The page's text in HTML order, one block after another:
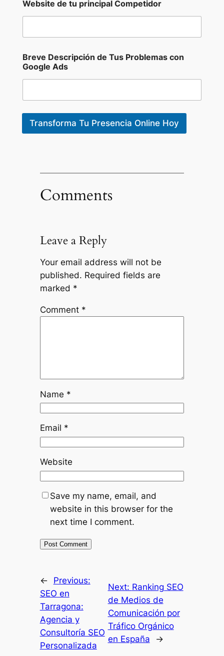
Website de tu principal Competidor
Breve Descripción de Tus Problemas con
Google Ads
Transforma Tu Presencia Online Hoy
Comments
Leave a Reply
Your email address will not be
published. Required fields are
marked *
Comment *
Name *
Email *
Website
Save my name, email, and
website in this browser for the
next time I comment.
←
Previous:
SEO en
Tarragona:
Agencia y
Consultoría SEO
Personalizada
Next: Ranking SEO
de Medios de
Comunicación por
Tráfico Orgánico
en España
→